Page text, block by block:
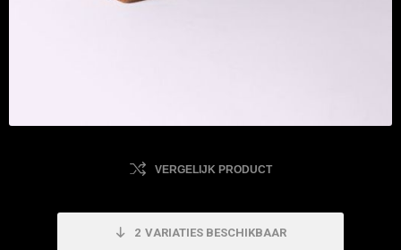
VERGELIJK PRODUCT
2 VARIATIES BESCHIKBAAR